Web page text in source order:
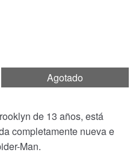
Agotado
de 13 años, está
completamente nueva e
Man.